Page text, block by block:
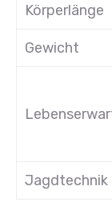
Körperlänge
Gewicht
Jagdtechnik